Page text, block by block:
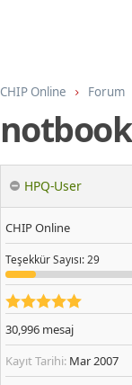
CHIP Online Forum
HPQ-User
CHIP Online
TeşekkürSayısı: 29
30,996 mesaj
Kayıt Tarihi: Mar 2007